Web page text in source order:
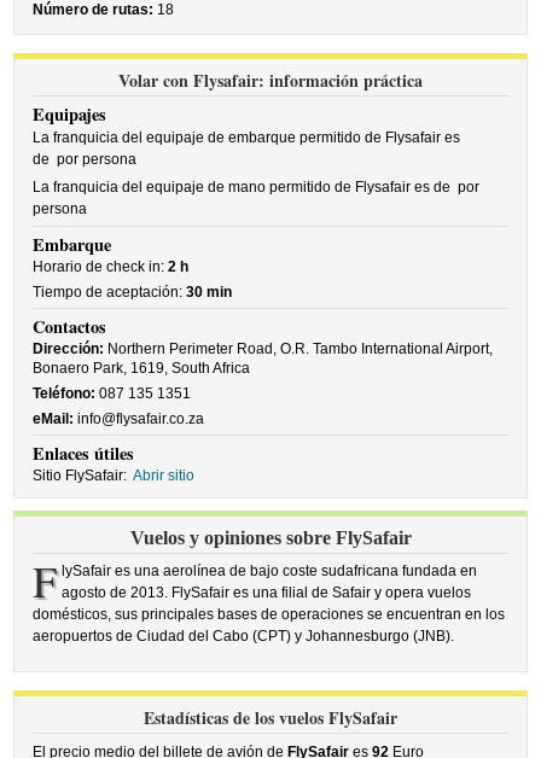
Número de rutas: 18
Volar con Flysafair: información práctica
Equipajes
La franquicia del equipaje de embarque permitido de Flysafair es
de por persona
La franquicia del equipaje de mano permitido de Flysafair es de por
persona
Embarque
Horario de check in:2 h
Tiempo de aceptación:30 min
Contactos
Dirección: Northern Perimeter Road, O.R. Tambo International Airport,
Bonaero Park, 1619, South Africa
Teléfono: 087 135 1351
eMail: info@flysafair.co.za
Enlaces útiles
Sitio FlySafair: Abrir sitio
Vuelos y opiniones sobre FlySafair
F lySafair es una aerolínea de bajo coste sudafricana fundada en
agosto de 2013. FlySafair es una filial de Safair y opera vuelos
domésticos, sus principales bases de operaciones se encuentran en los
aeropuertos de Ciudad del Cabo (CPT) y Johannesburgo (JNB).
Estadísticas de los vuelos FlySafair
El precio medio del billete de avión de FlySafair es92 Euro